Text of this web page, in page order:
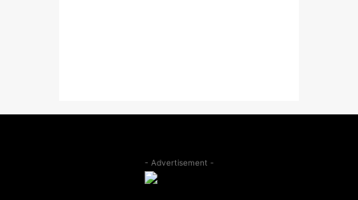
- Advertisement -